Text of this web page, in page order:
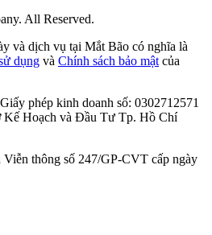
All Reserved.
và dịch vụ tại Mắt Bão có nghĩa là
dụng và Chính sách bảo mật của
phép kinh doanh số: 0302712571
Kế Hoạch và Đầu Tư Tp. Hồ Chí
thông số 247/GP-CVT cấp ngày